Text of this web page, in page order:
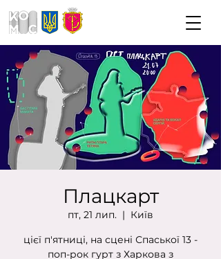
Плацкарт
пт, 21 лип.
  |
Київ
цієї п'ятниці, на сцені Спаської 13 -
поп-рок гурт з Харкова з